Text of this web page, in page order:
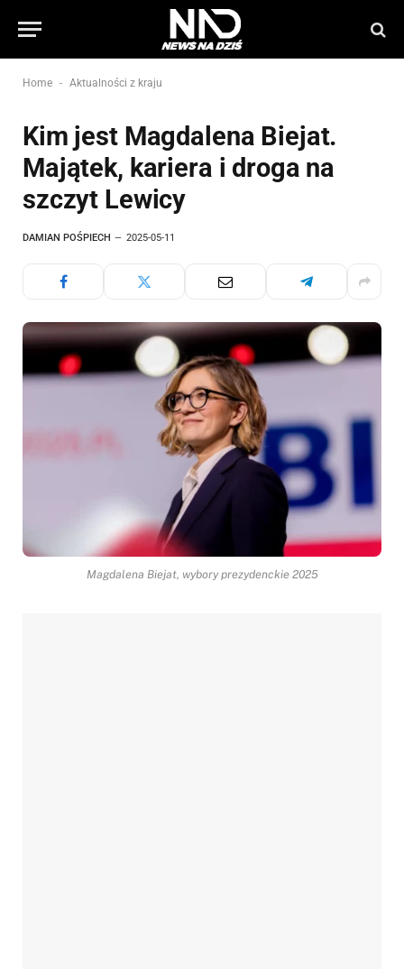
Home - Aktualności z kraju
Kim jest Magdalena Biejat.
Majątek, kariera i droga na
szczyt Lewicy
DAMIAN POŚPIECH 2025-05-11
Magdalena Biejat, wybory prezydenckie 2025